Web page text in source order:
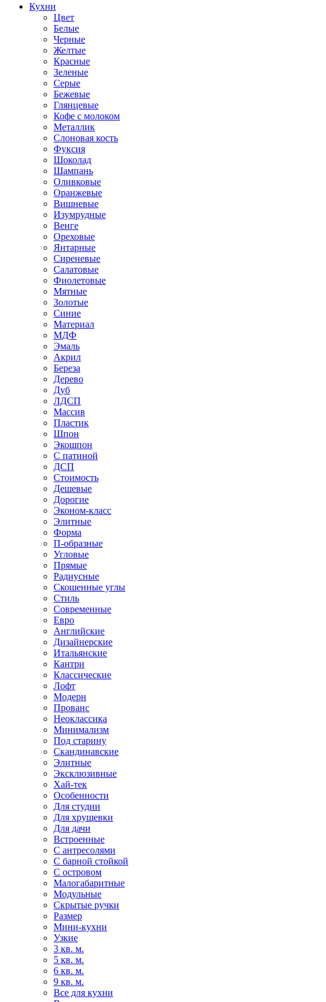
Кухни
Цвет
Белые
Черные
Желтые
Красные
Зеленые
Серые
Бежевые
Глянцевые
Кофе с молоком
Металлик
Слоновая кость
Фуксия
Шоколад
Шампань
Оливковые
Оранжевые
Вишневые
Изумрудные
Венге
Ореховые
Янтарные
Сиреневые
Салатовые
Фиолетовые
Мятные
Золотые
Синие
Материал
МДФ
Эмаль
Акрил
Береза
Дерево
Дуб
ЛДСП
Массив
Пластик
Шпон
Экошпон
С патиной
ДСП
Стоимость
Дешевые
Дорогие
Эконом-класс
Элитные
Форма
П-образные
Угловые
Прямые
Радиусные
Скошенные углы
Стиль
Современные
Евро
Английские
Дизайнерские
Итальянские
Кантри
Классические
Лофт
Модерн
Прованс
Неоклассика
Минимализм
Под старину
Скандинавские
Элитные
Эксклюзивные
Хай-тек
Особенности
Для студии
Для хрущевки
Для дачи
Встроенные
С антресолями
С барной стойкой
С островом
Малогабаритные
Модульные
Скрытые ручки
Размер
Мини-кухни
Узкие
3 кв. м.
5 кв. м.
6 кв. м.
9 кв. м.
Все для кухни